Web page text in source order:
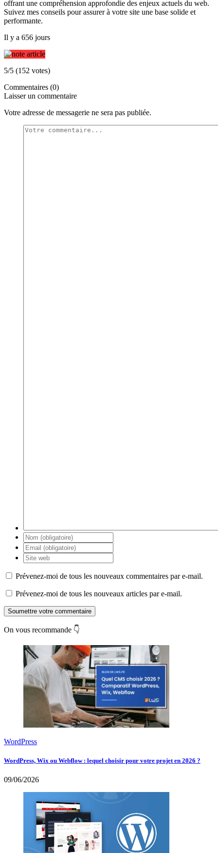
offrant une compréhension approfondie des enjeux actuels du web.
Suivez mes conseils pour assurer à votre site une base solide et
performante.
Il y a 656 jours
5/5 (152 votes)
Commentaires (0)
Laisser un commentaire
Votre adresse de messagerie ne sera pas publiée.
Prévenez-moi de tous les nouveaux commentaires par e-mail.
Prévenez-moi de tous les nouveaux articles par e-mail.
Soumettre votre commentaire
On vous recommande 👇
WordPress
WordPress, Wix ou Webflow : lequel choisir pour votre projet en 2026 ?
09/06/2026